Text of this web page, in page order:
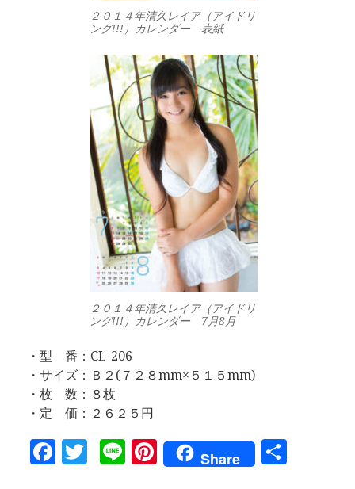
２０１４年清久レイア（アイドリ
ング!!!）カレンダー 表紙
２０１４年清久レイア（アイドリ
ング!!!）カレンダー 7月8月
・型 番：CL-206
・サイズ：Ｂ２(７２８mm×５１５mm)
・枚 数：８枚
・定 価：２６２５円
Facebook
Twitter
LinePinterest
Share